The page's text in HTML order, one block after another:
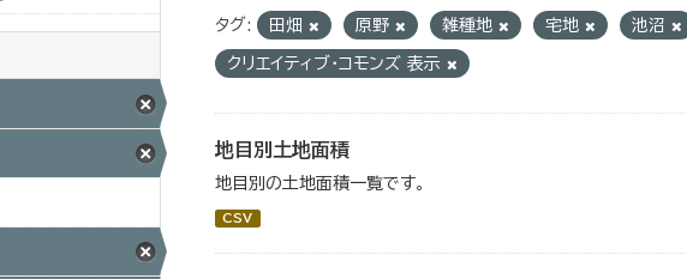
タグ: 田畑 原野 雑種地 宅地 池沼
クリエイティブ・コモンズ 表示
地目別土地面積
地目別の土地面積一覧です。
CSV